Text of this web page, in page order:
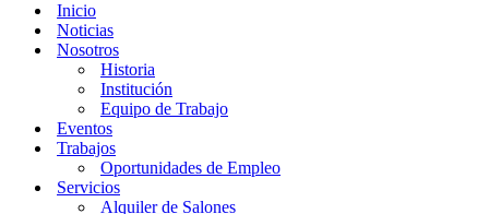
Inicio
Noticias
Nosotros
Historia
Institución
Equipo de Trabajo
Eventos
Trabajos
Oportunidades de Empleo
Servicios
Alquiler de Salones